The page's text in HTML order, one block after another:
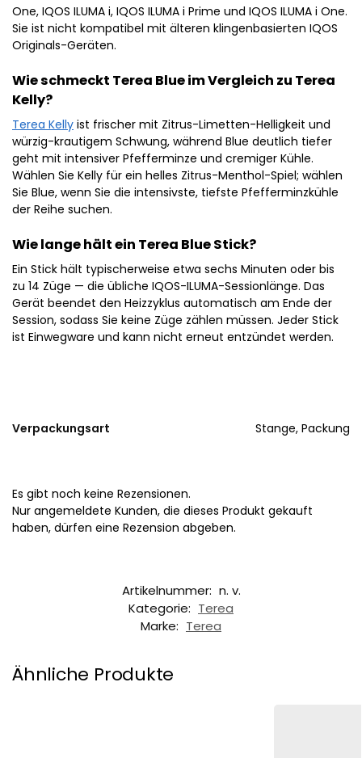
One, IQOS ILUMA i, IQOS ILUMA i Prime und IQOS ILUMA i One.
Sie ist nicht kompatibel mit älteren klingenbasierten IQOS
Originals-Geräten.
Wie schmeckt Terea Blue im Vergleich zu Terea
Kelly?
Terea Kelly ist frischer mit Zitrus-Limetten-Helligkeit und
würzig-krautigem Schwung, während Blue deutlich tiefer
geht mit intensiver Pfefferminze und cremiger Kühle.
Wählen Sie Kelly für ein helles Zitrus-Menthol-Spiel; wählen
Sie Blue, wenn Sie die intensivste, tiefste Pfefferminzkühle
der Reihe suchen.
Wie lange hält ein Terea Blue Stick?
Ein Stick hält typischerweise etwa sechs Minuten oder bis
zu 14 Züge — die übliche IQOS-ILUMA-Sessionlänge. Das
Gerät beendet den Heizzyklus automatisch am Ende der
Session, sodass Sie keine Züge zählen müssen. Jeder Stick
ist Einwegware und kann nicht erneut entzündet werden.
Verpackungsart Stange, Packung
Es gibt noch keine Rezensionen.
Nur angemeldete Kunden, die dieses Produkt gekauft
haben, dürfen eine Rezension abgeben.
Artikelnummer: n. v.
Kategorie: Terea
Marke: Terea
Ähnliche Produkte